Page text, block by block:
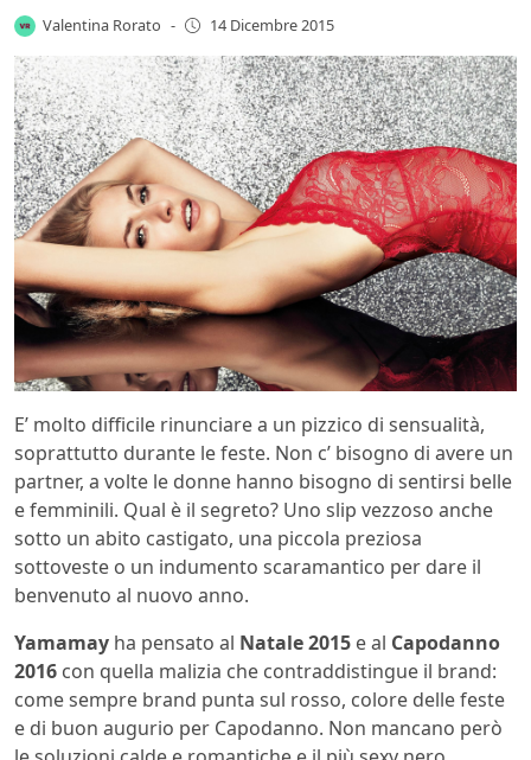
Valentina Rorato - 14 Dicembre 2015
E’ molto difficile rinunciare a un pizzico di sensualità,
soprattutto durante le feste. Non c’ bisogno di avere un
partner, a volte le donne hanno bisogno di sentirsi belle
e femminili. Qual è il segreto? Uno slip vezzoso anche
sotto un abito castigato, una piccola preziosa
sottoveste o un indumento scaramantico per dare il
benvenuto al nuovo anno.
Yamamay ha pensato al Natale 2015 e al Capodanno
2016 con quella malizia che contraddistingue il brand:
come sempre brand punta sul rosso, colore delle feste
e di buon augurio per Capodanno. Non mancano però